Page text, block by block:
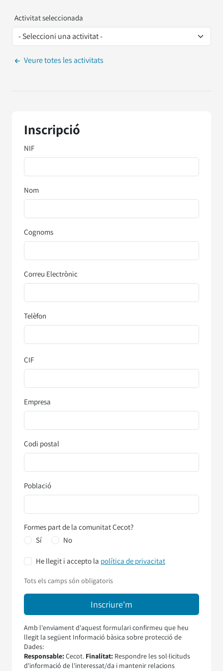
Activitat seleccionada
Veure totes les activitats
Inscripció
NIF
Nom
Cognoms
Correu Electrònic
Telèfon
CIF
Empresa
Codi postal
Població
Formes part de la comunitat Cecot?
Sí
No
He llegit i accepto la política de privacitat
Tots els camps són obligatoris
Amb l'enviament d'aquest formulari confirmeu que heu
llegit la següent Informació bàsica sobre protecció de
Dades:
Responsable:Cecot. Finalitat: Respondre les sol·licituds
d'informació de l'interessat/da i mantenir relacions